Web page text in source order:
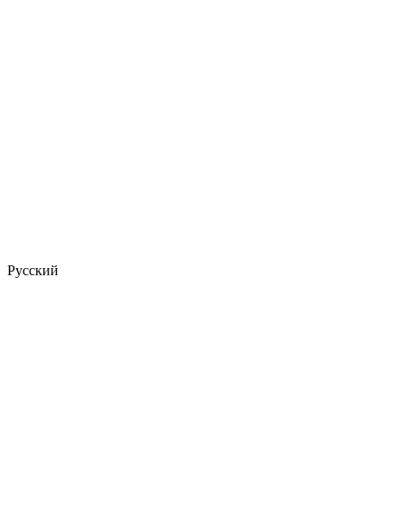
Русский